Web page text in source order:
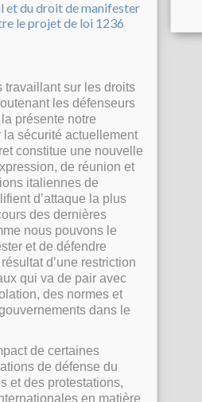
travaillant sur les droits
les défenseurs
présente notre
sécurité actuellement
constitue une nouvelle
de réunion et
italiennes de
d’attaque la plus
des dernières
nous pouvons le
et de défendre
d’une restriction
qui va de pair avec
des normes et
dans le
de certaines
de défense du
et des protestations,
en matière